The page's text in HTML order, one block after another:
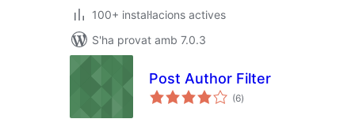
100+ instal·lacions actives
S'ha provat amb 7.0.3
Post Author Filter
(6puntuacions
totals
)